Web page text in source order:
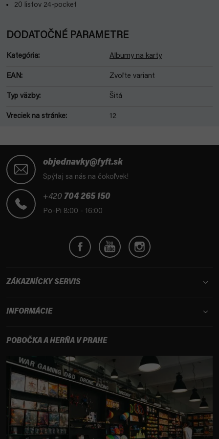
20 listov 24-pocket
DODATOČNÉ PARAMETRE
Kategória: Albumy na karty
EAN: Zvoľte variant
Typ väzby: Šitá
Vreciek na stránke: 12
objednavky@fyft.sk
Spýtaj sa nás na čokoľvek!
+420 704 265 150
Po-Pi 8:00 - 16:00
ZÁKAZNÍCKY SERVIS
INFORMÁCIE
POBOČKA A HERŇA V PRAHE